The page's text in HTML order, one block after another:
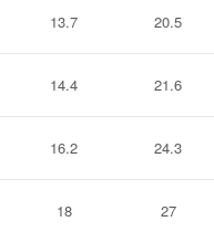
13.7 20.5
14.4 21.6
16.2 24.3
18 27